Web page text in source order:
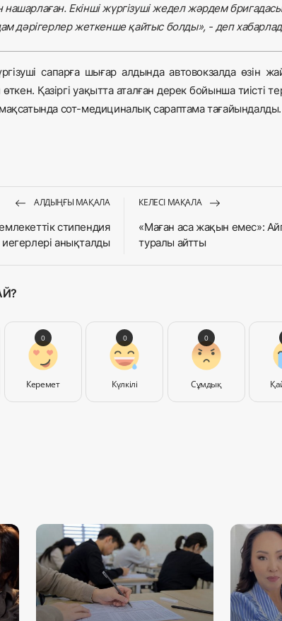
нашарлаған. Екінші жүргізуші жедел жәрдем
дәрігерлер жеткенше қайтыс болды», - деп
сапарға шығар алдында автовокзалда өзін
Қазіргі уақытта аталған дерек бойынша тиісті
сот-медициналық сараптама тағайындалды.
АЛДЫҢҒЫ МАҚАЛА
стипендия
иегерлері анықталды
КЕЛЕСІ МАҚАЛА
«Маған аса жақын емес»:
туралы айтты
Керемет
0
Күлкілі
0
Сұмдық
0